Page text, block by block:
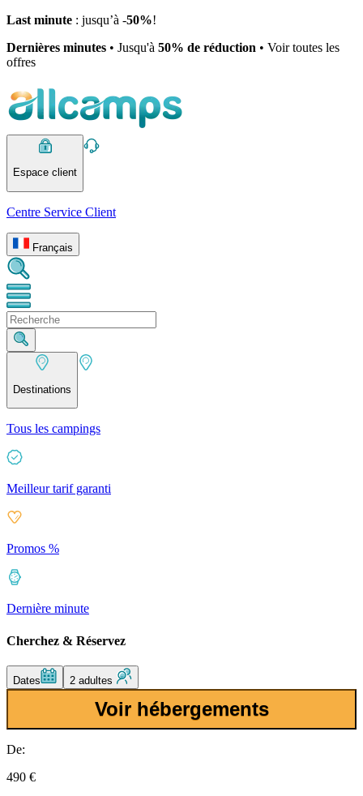
Last minute : jusqu’à -50%!
Dernières minutes • Jusqu'à 50% de réduction • Voir toutes les
offres
Espace client
Centre Service Client
Français
Destinations
Tous les campings
Meilleur tarif garanti
Promos %
Dernière minute
Cherchez & Réservez
Dates 2 adultes
Voir hébergements
De:
490 €